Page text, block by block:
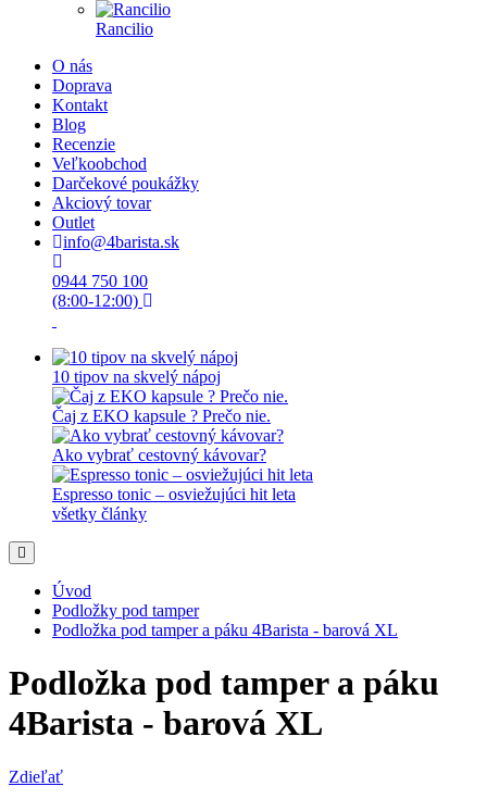
Rancilio
O nás
Doprava
Kontakt
Blog
Recenzie
Veľkoobchod
Darčekové poukážky
Akciový tovar
Outlet
info@4barista.sk
0944 750 100
(8:00-12:00)
10 tipov na skvelý nápoj
Čaj z EKO kapsule ? Prečo nie.
Ako vybrať cestovný kávovar?
Espresso tonic – osviežujúci hit leta
všetky články
Úvod
Podložky pod tamper
Podložka pod tamper a páku 4Barista - barová XL
Podložka pod tamper a páku
4Barista - barová XL
Zdieľať